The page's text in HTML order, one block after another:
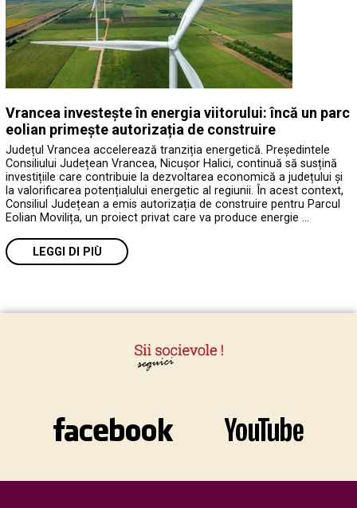
Vrancea investește în energia viitorului: încă un parc
eolian primește autorizația de construire
Județul Vrancea accelerează tranziția energetică. Președintele
Consiliului Județean Vrancea, Nicușor Halici, continuă să susțină
investițiile care contribuie la dezvoltarea economică a județului și
la valorificarea potențialului energetic al regiunii. În acest context,
Consiliul Județean a emis autorizația de construire pentru Parcul
Eolian Movilița, un proiect privat care va produce energie …
LEGGI DI PIÙ